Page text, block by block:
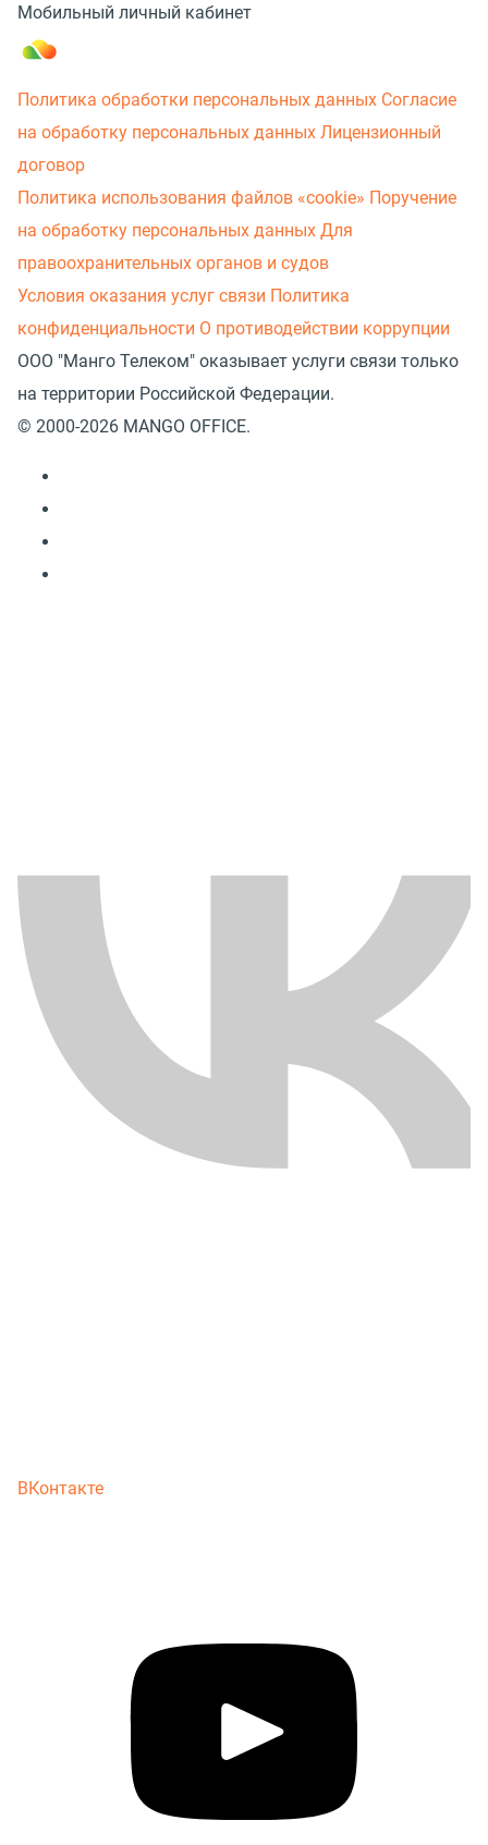
Мобильный личный кабинет
Политика обработки персональных данных Согласие
на обработку персональных данных Лицензионный
договор
Политика использования файлов «cookie» Поручение
на обработку персональных данных Для
правоохранительных органов и судов
Условия оказания услуг связи Политика
конфиденциальности О противодействии коррупции
ООО "Манго Телеком" оказывает услуги связи только
на территории Российской Федерации.
© 2000-2026 MANGO OFFICE.
ВКонтакте